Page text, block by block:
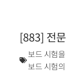
[883] 전
보드 시험
보드 시험